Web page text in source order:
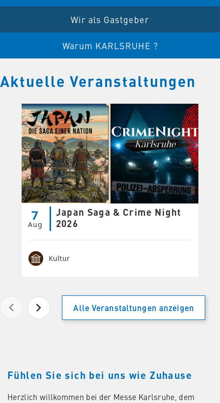
Wir als Gastgeber
Warum KARLSRUHE ?
Aktuelle Veranstaltungen
7
Aug
Japan Saga & Crime Night
2026
Kultur
Alle Veranstaltungen anzeigen
Fühlen Sie sich bei uns wie Zuhause
Herzlich willkommen bei der Messe Karlsruhe, dem